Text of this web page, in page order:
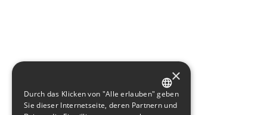
GERMAN
×
Durch das Klicken von "Alle erlauben" geben
Sie dieser Internetseite, deren Partnern und